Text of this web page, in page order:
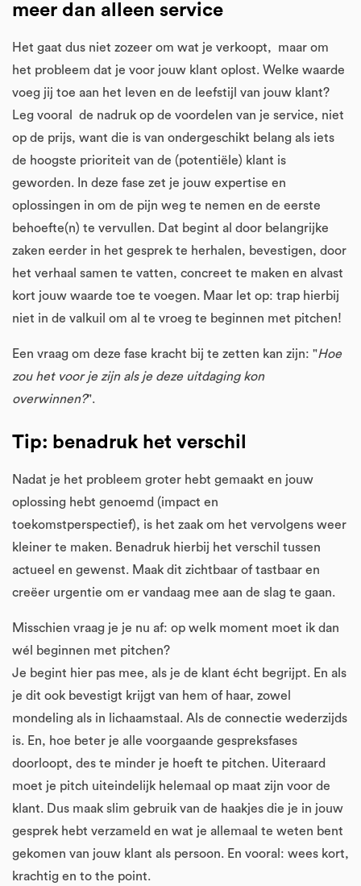
meer dan alleen service
Het gaat dus niet zozeer om wat je verkoopt, maar om
het probleem dat je voor jouw klant oplost. Welke waarde
voeg jij toe aan het leven en de leefstijl van jouw klant?
Leg vooral de nadruk op de voordelen van je service, niet
op de prijs, want die is van ondergeschikt belang als iets
de hoogste prioriteit van de (potentiële) klant is
geworden. In deze fase zet je jouw expertise en
oplossingen in om de pijn weg te nemen en de eerste
behoefte(n) te vervullen. Dat begint al door belangrijke
zaken eerder in het gesprek te herhalen, bevestigen, door
het verhaal samen te vatten, concreet te maken en alvast
kort jouw waarde toe te voegen. Maar let op: trap hierbij
niet in de valkuil om al te vroeg te beginnen met pitchen!
Een vraag om deze fase kracht bij te zetten kan zijn: "Hoe
zou het voor je zijn als je deze uitdaging kon
overwinnen?".
Tip: benadruk het verschil
Nadat je het probleem groter hebt gemaakt en jouw
oplossing hebt genoemd (impact en
toekomstperspectief), is het zaak om het vervolgens weer
kleiner te maken. Benadruk hierbij het verschil tussen
actueel en gewenst. Maak dit zichtbaar of tastbaar en
creëer urgentie om er vandaag mee aan de slag te gaan.
Misschien vraag je je nu af: op welk moment moet ik dan
wél beginnen met pitchen?
Je begint hier pas mee, als je de klant écht begrijpt. En als
je dit ook bevestigt krijgt van hem of haar, zowel
mondeling als in lichaamstaal. Als de connectie wederzijds
is. En, hoe beter je alle voorgaande gespreksfases
doorloopt, des te minder je hoeft te pitchen. Uiteraard
moet je pitch uiteindelijk helemaal op maat zijn voor de
klant. Dus maak slim gebruik van de haakjes die je in jouw
gesprek hebt verzameld en wat je allemaal te weten bent
gekomen van jouw klant als persoon. En vooral: wees kort,
krachtig en to the point.